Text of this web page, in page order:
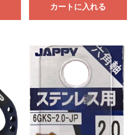
カートに入れる